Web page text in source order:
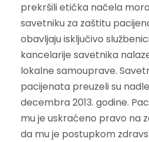
prekršili etička načela
savetniku za zaštitu
obavljaju isključivo
kancelarije savetnika
lokalne samouprave.
pacijenata preuzeli su
decembra 2013. godine.
mu je uskraćeno pravo na
da mu je postupkom